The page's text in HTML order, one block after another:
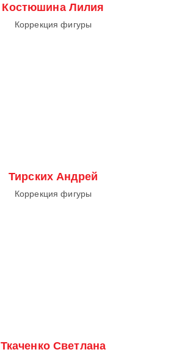
Костюшина Лилия
Коррекция фигуры
Тирских Андрей
Коррекция фигуры
Ткаченко Светлана